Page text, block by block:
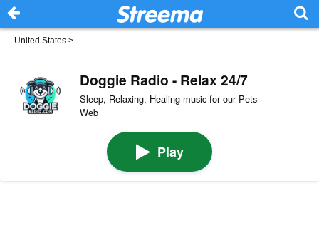
United States >
Doggie Radio - Relax 24/7
Sleep, Relaxing, Healing music for our Pets ·
Web
Play